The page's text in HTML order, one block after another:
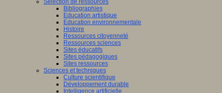
Sélection de ressources
Bibliographies
Education artistique
Education environnementale
Histoire
Ressources citoyenneté
Ressources sciences
Sites éducatifs
Sites pédagogiques
Sites ressources
Sciences et techniques
Culture scientifique
Développement durable
Intelligence artificielle